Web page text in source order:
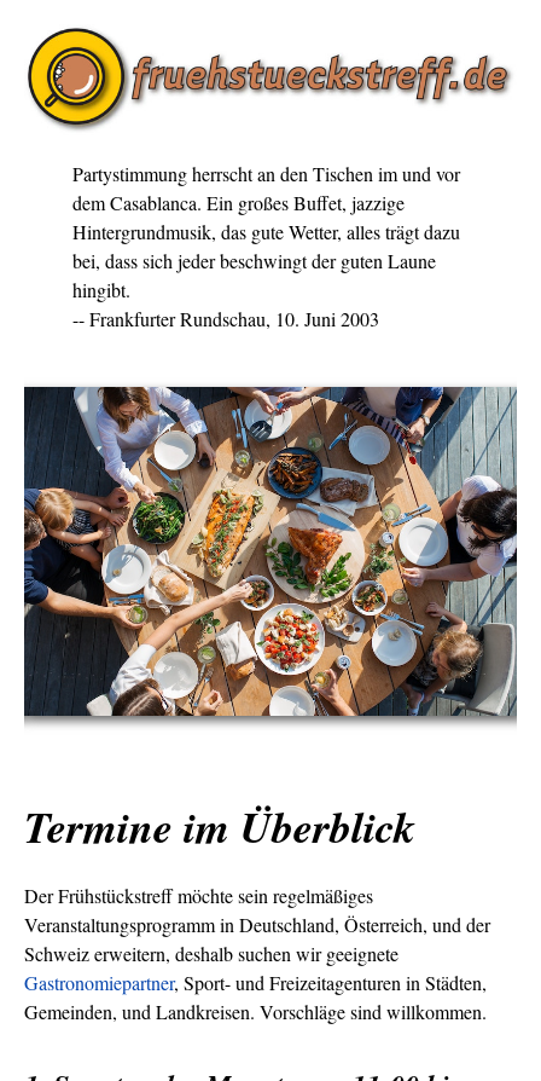
Partystimmung herrscht an den Tischen im und vor
dem Casablanca. Ein großes Buffet, jazzige
Hintergrundmusik, das gute Wetter, alles trägt dazu
bei, dass sich jeder beschwingt der guten Laune
hingibt.
-- Frankfurter Rundschau, 10. Juni 2003
Termine im Überblick
Der Frühstückstreff möchte sein regelmäßiges
Veranstaltungsprogramm in Deutschland, Österreich, und der
Schweiz erweitern, deshalb suchen wir geeignete
Gastronomiepartner, Sport- und Freizeitagenturen in Städten,
Gemeinden, und Landkreisen. Vorschläge sind willkommen.